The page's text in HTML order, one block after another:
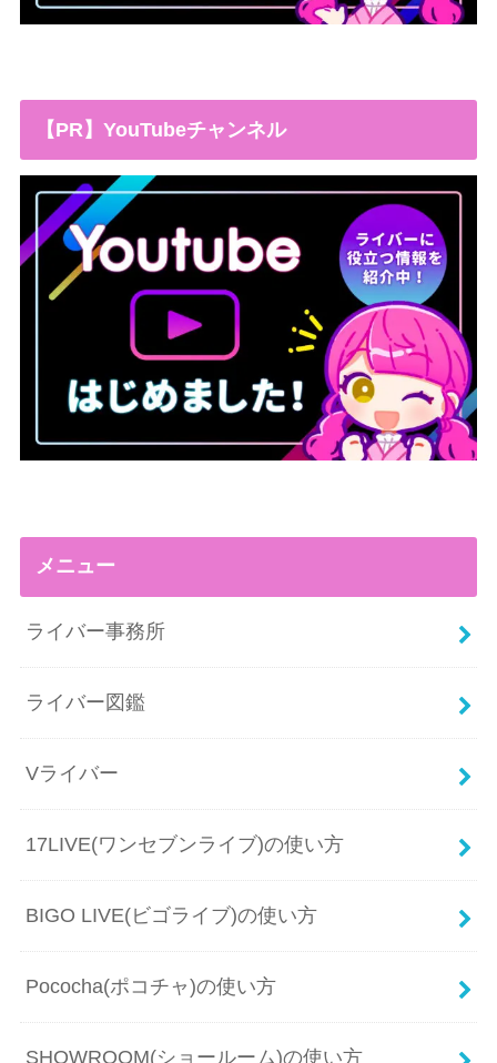
【PR】YouTubeチャンネル
メニュー
ライバー事務所
ライバー図鑑
Vライバー
17LIVE(ワンセブンライブ)の使い方
BIGO LIVE(ビゴライブ)の使い方
Pococha(ポコチャ)の使い方
SHOWROOM(ショールーム)の使い方